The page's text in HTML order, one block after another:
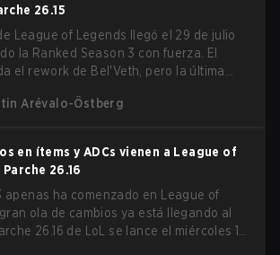
26.15
League of Legends llegó el 29 de julio
la Ranked Season 3 con fuerza. El
el rework de Bel'Veth, pero la última
que estaban overperforming. Con un
Arévalo-Östberg
en ítems y ADCs vienen a League of
26.16
apenas ha comenzado en League of
ola de cambios ya está llegando al
26.16 de LoL se lance el miércoles 12